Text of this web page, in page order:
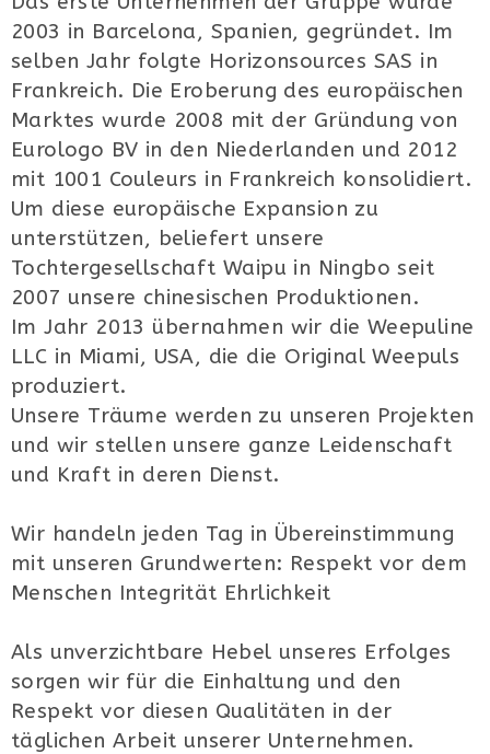
2003 in Barcelona, Spanien, gegründet. Im
selben Jahr folgte Horizonsources SAS in
Frankreich. Die Eroberung des europäischen
Marktes wurde 2008 mit der Gründung von
Eurologo BV in den Niederlanden und 2012
mit 1001 Couleurs in Frankreich konsolidiert.
Um diese europäische Expansion zu
unterstützen, beliefert unsere
Tochtergesellschaft Waipu in Ningbo seit
2007 unsere chinesischen Produktionen.
Im Jahr 2013 übernahmen wir die Weepuline
LLC in Miami, USA, die die Original Weepuls
produziert.
Unsere Träume werden zu unseren Projekten
und wir stellen unsere ganze Leidenschaft
und Kraft in deren Dienst.
Wir handeln jeden Tag in Übereinstimmung
mit unseren Grundwerten: Respekt vor dem
Menschen Integrität Ehrlichkeit
Als unverzichtbare Hebel unseres Erfolges
sorgen wir für die Einhaltung und den
Respekt vor diesen Qualitäten in der
täglichen Arbeit unserer Unternehmen.